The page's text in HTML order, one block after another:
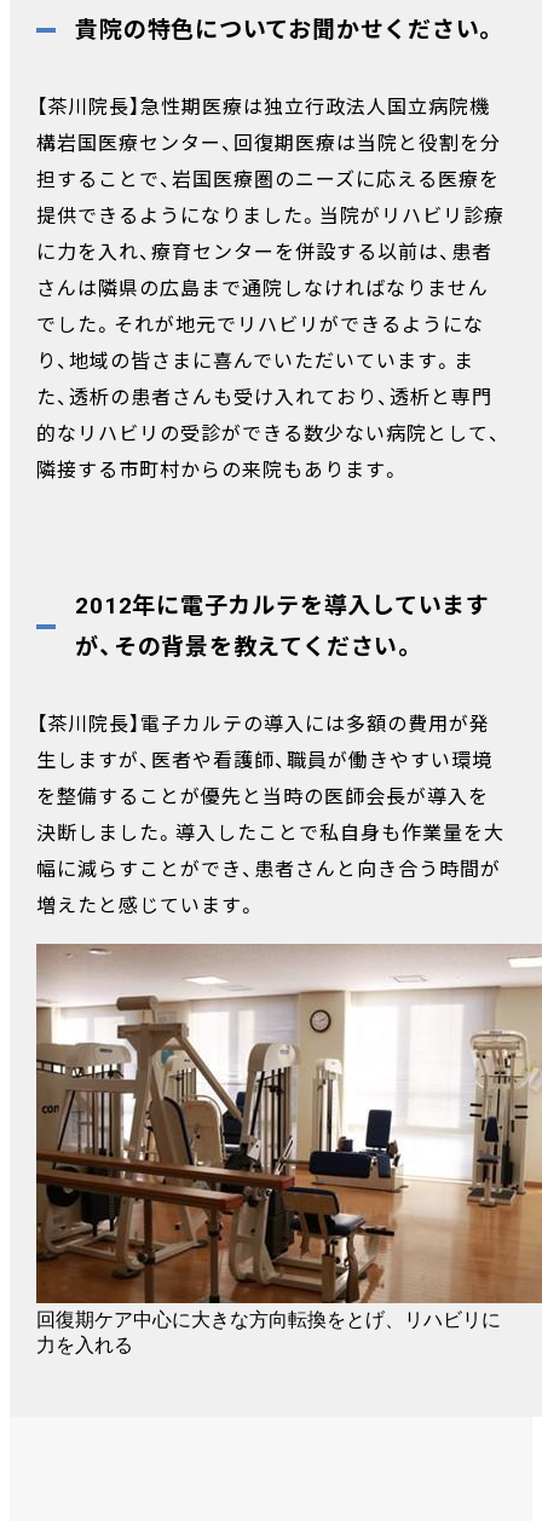
貴院の特色についてお聞かせください。
【茶川院長】急性期医療は独立行政法人国立病院機
構岩国医療センター、回復期医療は当院と役割を分
担することで、岩国医療圏のニーズに応える医療を
提供できるようになりました。当院がリハビリ診療
に力を入れ、療育センターを併設する以前は、患者
さんは隣県の広島まで通院しなければなりません
でした。それが地元でリハビリができるようにな
り、地域の皆さまに喜んでいただいています。ま
た、透析の患者さんも受け入れており、透析と専門
的なリハビリの受診ができる数少ない病院として、
隣接する市町村からの来院もあります。
2012年に電子カルテを導入しています
が、その背景を教えてください。
【茶川院長】電子カルテの導入には多額の費用が発
生しますが、医者や看護師、職員が働きやすい環境
を整備することが優先と当時の医師会長が導入を
決断しました。導入したことで私自身も作業量を大
幅に減らすことができ、患者さんと向き合う時間が
増えたと感じています。
回復期ケア中心に大きな方向転換をとげ、リハビリに
力を入れる